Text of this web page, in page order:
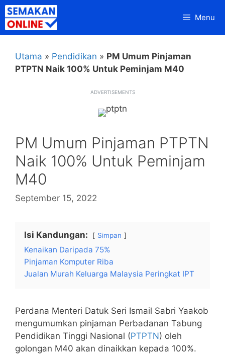
Skip
to
content
Menu
Utama » Pendidikan » PM Umum Pinjaman
PTPTN Naik 100% Untuk Peminjam M40
ADVERTISEMENTS
PM Umum Pinjaman PTPTN
Naik 100% Untuk Peminjam
M40
September 15, 2022
Isi Kandungan: Simpan
Kenaikan Daripada 75%
Pinjaman Komputer Riba
Jualan Murah Keluarga Malaysia Peringkat IPT
Perdana Menteri Datuk Seri Ismail Sabri Yaakob
mengumumkan pinjaman Perbadanan Tabung
Pendidikan Tinggi Nasional (PTPTN) oleh
golongan M40 akan dinaikkan kepada 100%.